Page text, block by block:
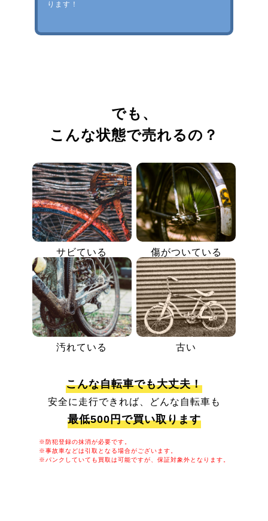
ります！
でも、
こんな状態で売れるの？
サビている 傷がついている
汚れている 古い
こんな自転車でも大丈夫！
安全に走行できれば、どんな自転車も
最低500円で買い取ります
※防犯登録の抹消が必要です。
※事故車などは引取となる場合がございます。
※パンクしていても買取は可能ですが、保証対象外となります。